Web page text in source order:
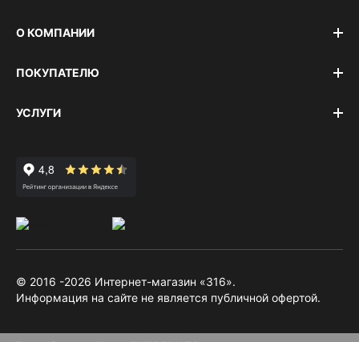
О КОМПАНИИ
ПОКУПАТЕЛЮ
УСЛУГИ
© 2016 -2026 Интернет-магазин «316».
Информация на сайте не является публичной офертой.